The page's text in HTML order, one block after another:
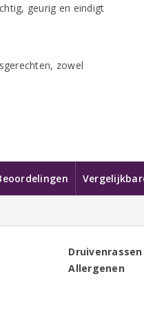
geurig en eindigt
zowel
Druivenrassen
Allergenen